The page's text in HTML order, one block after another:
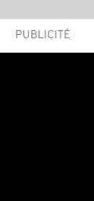
PUBLICITÉ